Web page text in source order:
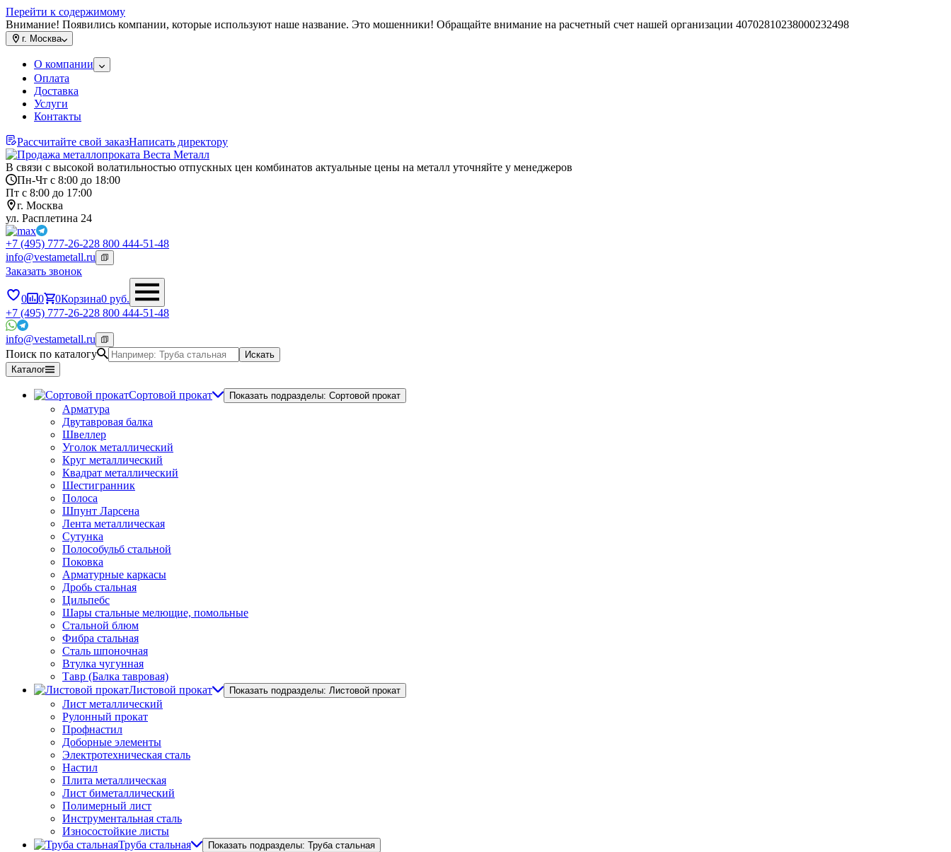
Перейти к содержимому
Внимание! Появились компании, которые используют наше название. Это мошенники! Обращайте внимание на расчетный счет нашей организации 40702810238000232498
г. Москва
О компании
Оплата
Доставка
Услуги
Контакты
Рассчитайте свой заказНаписать директору
В связи с высокой волатильностью отпускных цен комбинатов актуальные цены на металл уточняйте у менеджеров
Пн-Чт с 8:00 до 18:00
Пт с 8:00 до 17:00
г. Москва
ул. Расплетина 24
+7 (495) 777-26-228 800 444-51-48
info@vestametall.ru
Заказать звонок
0 0 0Корзина0 руб.
+7 (495) 777-26-228 800 444-51-48
info@vestametall.ru
Поиск по каталогу
Искать
Каталог
Сортовой прокат Показать подразделы: Сортовой прокат
Арматура
Двутавровая балка
Швеллер
Уголок металлический
Круг металлический
Квадрат металлический
Шестигранник
Полоса
Шпунт Ларсена
Лента металлическая
Сутунка
Полособульб стальной
Поковка
Арматурные каркасы
Дробь стальная
Цильпебс
Шары стальные мелющие, помольные
Стальной блюм
Фибра стальная
Сталь шпоночная
Втулка чугунная
Тавр (Балка тавровая)
Листовой прокат
Показать подразделы: Листовой прокат
Лист металлический
Рулонный прокат
Профнастил
Доборные элементы
Электротехническая сталь
Настил
Плита металлическая
Лист биметаллический
Полимерный лист
Инструментальная сталь
Износостойкие листы
Труба стальная
Показать подразделы: Труба стальная